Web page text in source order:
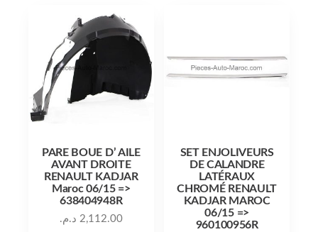
PARE BOUE D’ AILE
AVANT DROITE
RENAULT KADJAR
Maroc 06/15 =>
638404948R
2,112.00 د.م.
SET ENJOLIVEURS
DE CALANDRE
LATÉRAUX
CHROMÉ RENAULT
KADJAR MAROC
06/15 =>
960100956R